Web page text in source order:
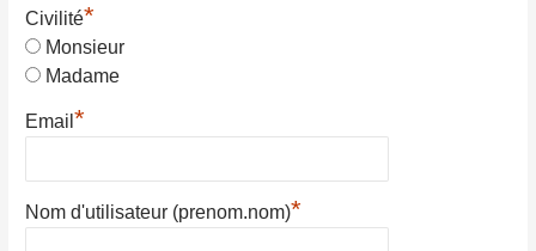
Civilité*
Monsieur
Madame
Email*
Nom d'utilisateur (prenom.nom)*